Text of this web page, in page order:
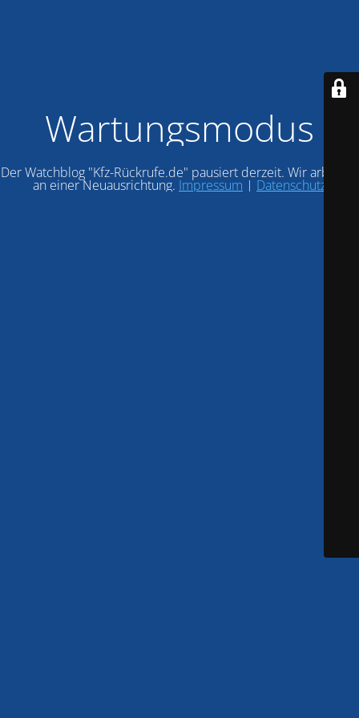
Wartungsmodus
Der Watchblog "Kfz-Rückrufe.de" pausiert derzeit. Wir arbeiten
an einer Neuausrichtung. Impressum | Datenschutz